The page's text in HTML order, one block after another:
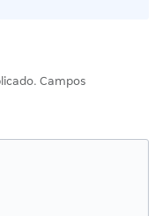
Campos